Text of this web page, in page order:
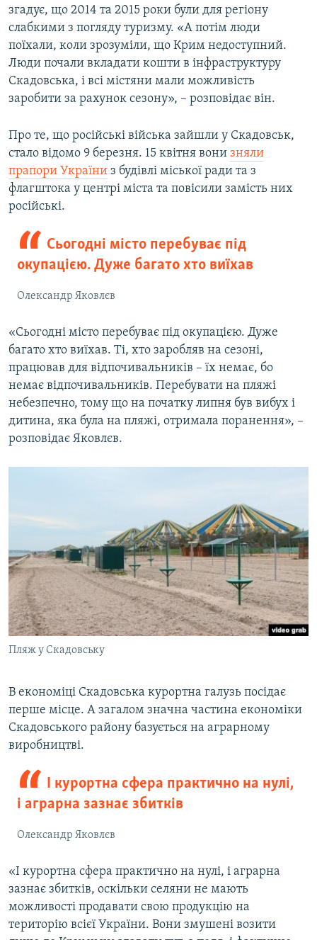
згадує, що 2014 та 2015 роки були для регіону
слабкими з погляду туризму. «А потім люди
поїхали, коли зрозуміли, що Крим недоступний.
Люди почали вкладати кошти в інфраструктуру
Скадовська, і всі містяни мали можливість
заробити за рахунок сезону», – розповідає він.
Про те, що російські війська зайшли у Скадовськ,
стало відомо 9 березня. 15 квітня вони зняли
прапори України з будівлі міської ради та з
флагштока у центрі міста та повісили замість них
російські.
Сьогодні місто перебуває під
окупацією. Дуже багато хто виїхав
Олександр Яковлєв
«Сьогодні місто перебуває під окупацією. Дуже
багато хто виїхав. Ті, хто заробляв на сезоні,
працював для відпочивальників – їх немає, бо
немає відпочивальників. Перебувати на пляжі
небезпечно, тому що на початку липня був вибух і
дитина, яка була на пляжі, отримала поранення», –
розповідає Яковлєв.
Пляж у Скадовську
В економіці Скадовська курортна галузь посідає
перше місце. А загалом значна частина економіки
Скадовського району базується на аграрному
виробництві.
І курортна сфера практично на нулі,
і аграрна зазнає збитків
Олександр Яковлєв
«І курортна сфера практично на нулі, і аграрна
зазнає збитків, оскільки селяни не мають
можливості продавати свою продукцію на
територію всієї України. Вони змушені возити